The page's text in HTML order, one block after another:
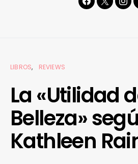
LIBROS REVIEWS
La «Utilidad
Belleza»
Kathleen